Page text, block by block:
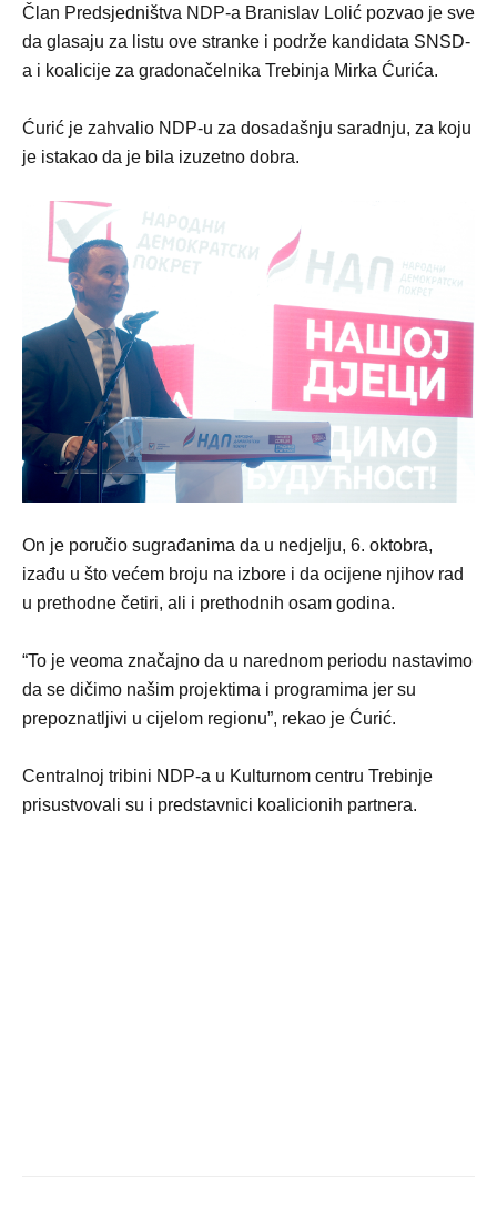
Član Predsjedništva NDP-a Branislav Lolić pozvao je sve
da glasaju za listu ove stranke i podrže kandidata SNSD-
a i koalicije za gradonačelnika Trebinja Mirka Ćurića.
Ćurić je zahvalio NDP-u za dosadašnju saradnju, za koju
je istakao da je bila izuzetno dobra.
On je poručio sugrađanima da u nedjelju, 6. oktobra,
izađu u što većem broju na izbore i da ocijene njihov rad
u prethodne četiri, ali i prethodnih osam godina.
“To je veoma značajno da u narednom periodu nastavimo
da se dičimo našim projektima i programima jer su
prepoznatljivi u cijelom regionu”, rekao je Ćurić.
Centralnoj tribini NDP-a u Kulturnom centru Trebinje
prisustvovali su i predstavnici koalicionih partnera.